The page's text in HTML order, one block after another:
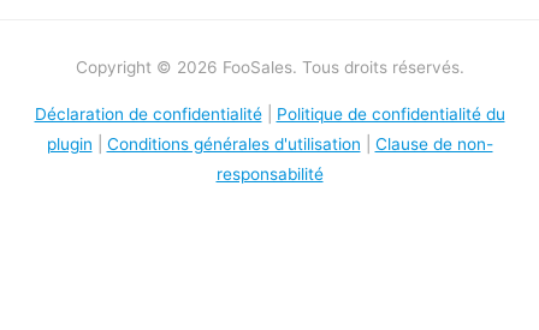
Copyright © 2026 FooSales. Tous droits réservés.
Déclaration de confidentialité| Politique de confidentialité du
plugin
Conditions générales d'utilisation
Clause de non-
responsabilité